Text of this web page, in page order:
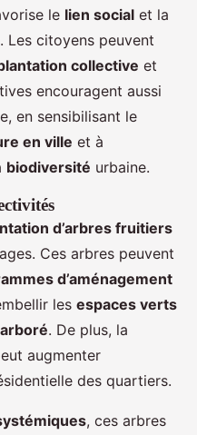
le lien social et la
Les citoyens peuvent
collective et
encouragent aussi
en sensibilisant le
en ville et à
biodiversité urbaine.
d’arbres fruitiers
Ces arbres peuvent
d’aménagement
les espaces verts
. De plus, la
augmenter
des quartiers.
, ces arbres